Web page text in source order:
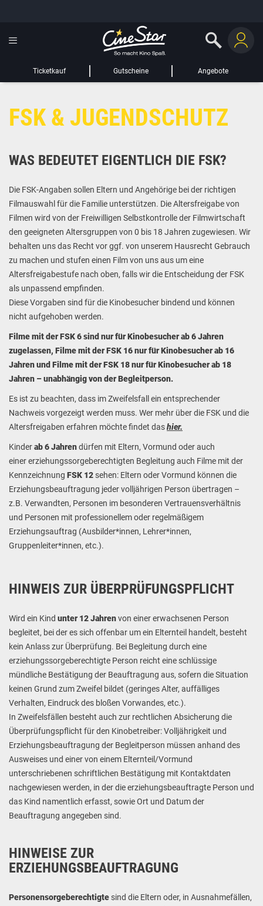
Ticketkauf Gutscheine Angebote
LIEBER CINESTAR-GAST,
Sie werden nun auf eine Website eines Drittanbieters weitergeleitet.
WEITER ZUR EXTERNEN SEITE
GUTSCHEIN HINZUFÜGEN
Gutschein
Gültig bis:
FSK & JUGENDSCHUTZ
WAS BEDEUTET EIGENTLICH DIE FSK?
Die FSK-Angaben sollen Eltern und Angehörige bei der richtigen
Filmauswahl für die Familie unterstützen. Die Altersfreigabe von
Filmen wird von der Freiwilligen Selbstkontrolle der Filmwirtschaft
den geeigneten Altersgruppen von 0 bis 18 Jahren zugewiesen. Wir
behalten uns das Recht vor ggf. von unserem Hausrecht Gebrauch
zu machen und stufen einen Film von uns aus um eine
Altersfreigabestufe nach oben, falls wir die Entscheidung der FSK
als unpassend empfinden.
Diese Vorgaben sind für die Kinobesucher bindend und können
nicht aufgehoben werden.
Filme mit der FSK 6 sind nur für Kinobesucher ab 6 Jahren
zugelassen, Filme mit der FSK 16 nur für Kinobesucher ab 16
Jahren und Filme mit der FSK 18 nur für Kinobesucher ab 18
Jahren – unabhängig von der Begleitperson.
Es ist zu beachten, dass im Zweifelsfall ein entsprechender
Nachweis vorgezeigt werden muss. Wer mehr über die FSK und die
Altersfreigaben erfahren möchte findet dashier.
Kinderab 6 Jahrendürfen mit Eltern, Vormund oder auch
einer erziehungssorgeberechtigten Begleitung auch Filme mit der
Kennzeichnung FSK 12 sehen: Eltern oder Vormund können die
Erziehungsbeauftragung jeder volljährigen Person übertragen –
z.B. Verwandten, Personen im besonderen Vertrauensverhältnis
und Personen mit professionellem oder regelmäßigem
Erziehungsauftrag (Ausbilder*innen, Lehrer*innen,
Gruppenleiter*innen, etc.).
HINWEIS ZUR ÜBERPRÜFUNGSPFLICHT
Wird ein Kind unter 12 Jahrenvon einer erwachsenen Person
begleitet, bei der es sich offenbar um ein Elternteil handelt, besteht
kein Anlass zur Überprüfung. Bei Begleitung durch eine
erziehungssorgeberechtigte Person reicht eine schlüssige
mündliche Bestätigung der Beauftragung aus, sofern die Situation
keinen Grund zum Zweifel bildet (geringes Alter, auffälliges
Verhalten, Eindruck des bloßen Vorwandes, etc.).
In Zweifelsfällen besteht auch zur rechtlichen Absicherung die
Überprüfungspflicht für den Kinobetreiber: Volljährigkeit und
Erziehungsbeauftragung der Begleitperson müssen anhand des
Ausweises und einer von einem Elternteil/Vormund
unterschriebenen schriftlichen Bestätigung mit Kontaktdaten
nachgewiesen werden, in der die erziehungsbeauftragte Person und
das Kind namentlich erfasst, sowie Ort und Datum der
Beauftragung angegeben sind.
HINWEISE ZUR
ERZIEHUNGSBEAUFTRAGUNG
Personensorgeberechtigte sind die Eltern oder, in Ausnahmefällen,